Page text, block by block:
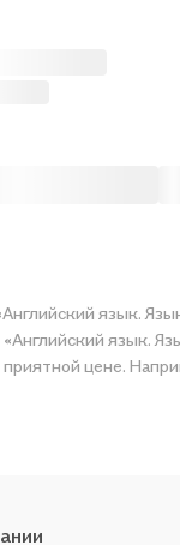
язык.
язык.
историю по приятной